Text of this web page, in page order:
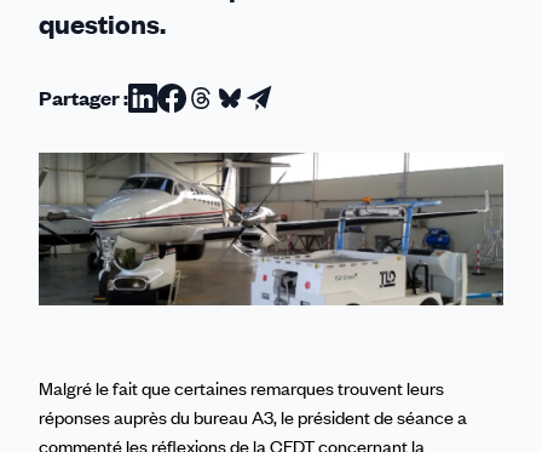
questions.
Partager :Partager
sur
Linkedin
Partager
sur
Facebook
Partager
sur
Threads
Partager
sur
Bluesky
Partager
par
email
Malgré le fait que certaines remarques trouvent leurs
réponses auprès du bureau A3, le président de séance a
commenté les réflexions de la CFDT concernant la